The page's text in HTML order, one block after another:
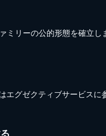
リーの公的形態を確立し
エグゼクティブサービスに